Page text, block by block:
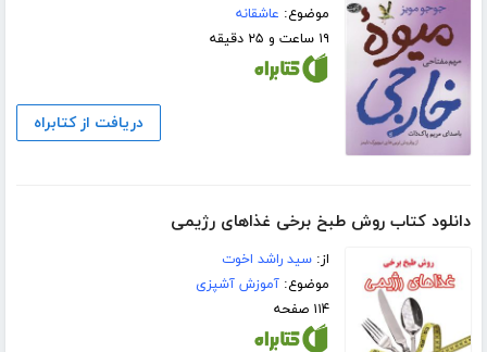
موضوع: عاشقانه
۱۹ ساعت و ۲۵ دقیقه
دریافت از کتابراه
دانلود کتاب روش طبخ برخی غذاهای رژیمی
از:سید راشد اخوت
موضوع:آموزش آشپزی
۱۱۴ صفحه